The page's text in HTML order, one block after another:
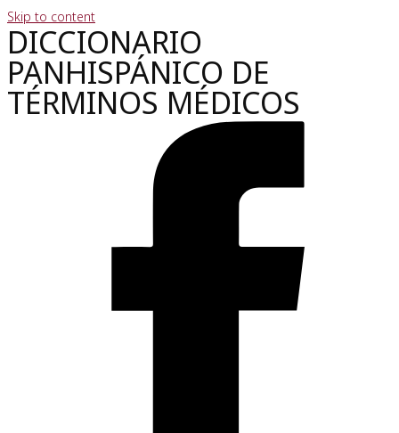
Skip to content
DICCIONARIO
PANHISPÁNICO DE
TÉRMINOS MÉDICOS